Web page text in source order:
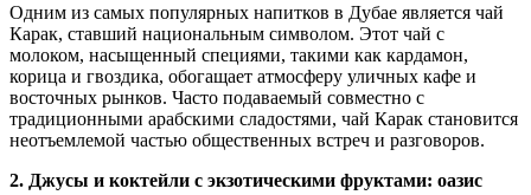
Одним из самых популярных напитков в Дубае является чай
Карак, ставший национальным символом. Этот чай с
молоком, насыщенный специями, такими как кардамон,
корица и гвоздика, обогащает атмосферу уличных кафе и
восточных рынков. Часто подаваемый совместно с
традиционными арабскими сладостями, чай Карак становится
неотъемлемой частью общественных встреч и разговоров.
2. Джусы и коктейли с экзотическими фруктами: оазис